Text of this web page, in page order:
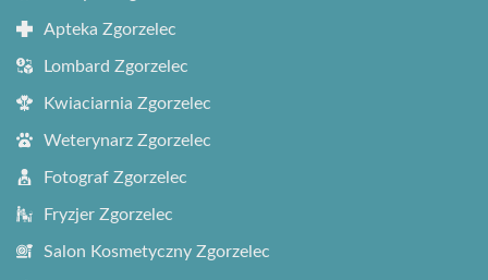
Apteka Zgorzelec
Lombard Zgorzelec
Kwiaciarnia Zgorzelec
Weterynarz Zgorzelec
Fotograf Zgorzelec
Fryzjer Zgorzelec
Salon Kosmetyczny Zgorzelec